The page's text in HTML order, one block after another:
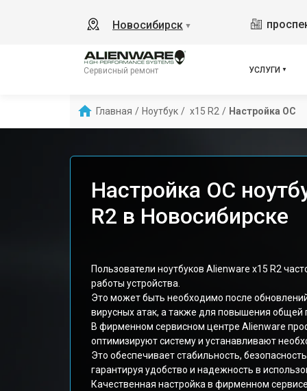
Новосибирск ▼
Сервисный ремонт УСЛУГИ
Главная / Ноутбук / x15 R2 / Настройка ОС
Настройка ОС
R2 в Новосибирске
Пользователи ноутбуков Alienware x15 R2
работы устройства.
Это может быть необходимо после
вирусных атак, а также для повышения общей
В фирменном сервисном центре Alienware
оптимизируют систему и устанавливают
Это обеспечивает стабильность,
гарантируя удобство и надежность в
Качественная настройка в фирменном